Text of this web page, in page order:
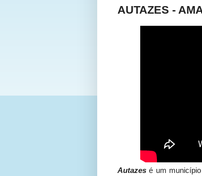
AUTAZES -
Autazes é um